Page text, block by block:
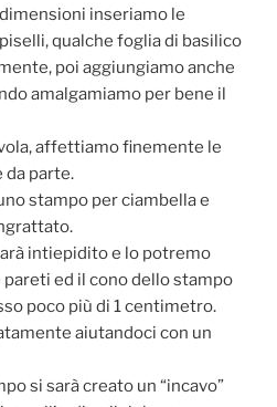
inseriamo le
qualche foglia di basilico
poi aggiungiamo anche
amalgamiamo per bene il
affettiamo finemente le
da parte.
stampo per ciambella e
intiepidito e lo potremo
ed il cono dello stampo
poco più di 1 centimetro.
aiutandoci con un
si sarà creato un “incavo”